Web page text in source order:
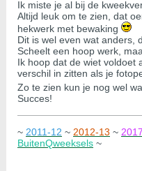
Ik miste je al bij de
Altijd leuk om te zien, dat
hekwerk met bewaking
Dit is wel even wat anders,
Scheelt een hoop werk,
Ik hoop dat de wiet voldoet
verschil in zitten als je
Zo te zien kun je nog wel
Succes!
~ 2011-12 ~ 2012-13 ~ 2017
BuitenQweeksels ~